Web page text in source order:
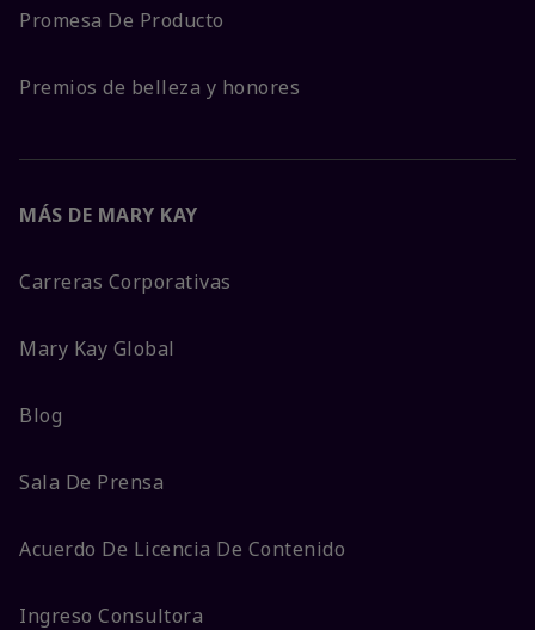
Promesa De Producto
Premios de belleza y honores
MÁS DE MARY KAY
Carreras Corporativas
Mary Kay Global
Blog
Sala De Prensa
Acuerdo De Licencia De Contenido
Ingreso Consultora